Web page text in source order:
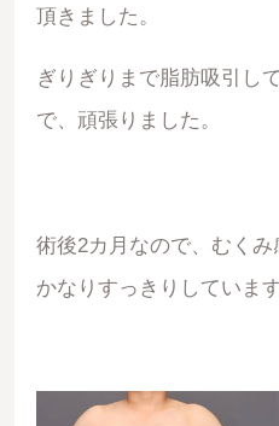
頂きました。
ぎりぎりまで脂肪吸引し
で、頑張りました。
術後2カ月なので、むくみ
かなりすっきりしています